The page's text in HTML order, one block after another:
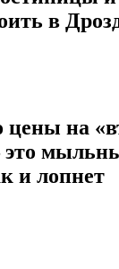
в
цены на
и лопнет